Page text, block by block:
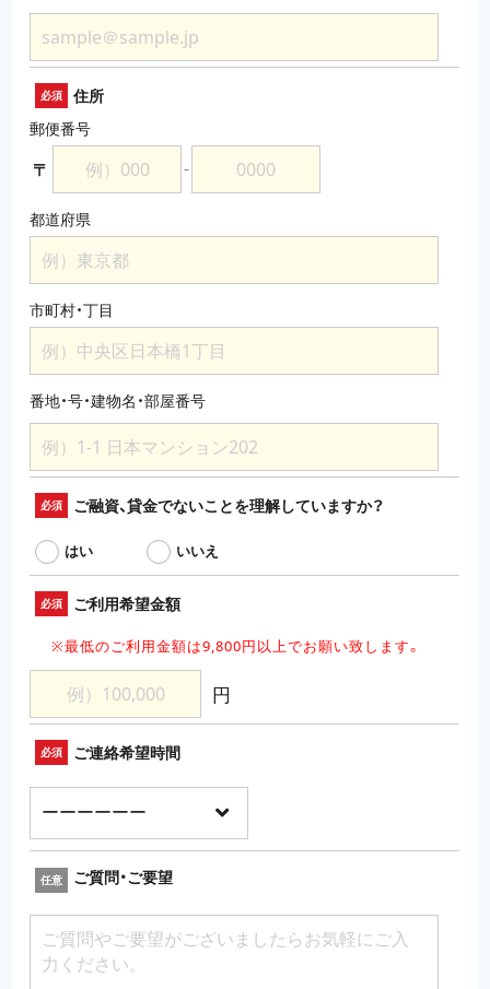
必須
住所
郵便番号
〒 －
都道府県
市町村・丁目
番地・号・建物名・部屋番号
必須 ご融資、貸金でないことを理解していますか？
はい いいえ
必須 ご利用希望金額
※最低のご利用金額は9,800円以上でお願い致します。
円
必須 ご連絡希望時間
任意 ご質問・ご要望